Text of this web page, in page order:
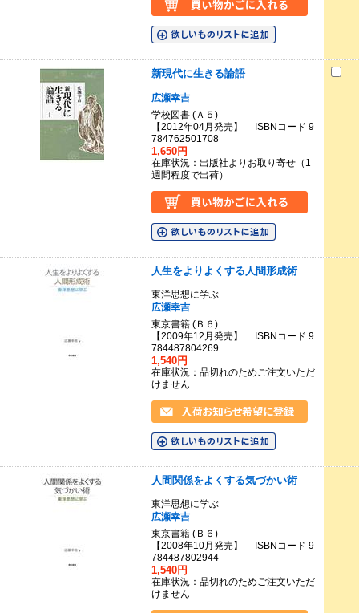
新現代に生きる論語
広瀬幸吉
学校図書 (Ａ５)
【2012年04月発売】 ISBNコード 9
784762501708
1,650円
在庫状況：出版社よりお取り寄せ（1
週間程度で出荷）
人生をよりよくする人間形成術
東洋思想に学ぶ
広瀬幸吉
東京書籍 (Ｂ６)
【2009年12月発売】 ISBNコード 9
784487804269
1,540円
在庫状況：品切れのためご注文いただ
けません
人間関係をよくする気づかい術
東洋思想に学ぶ
広瀬幸吉
東京書籍 (Ｂ６)
【2008年10月発売】 ISBNコード 9
784487802944
1,540円
在庫状況：品切れのためご注文いただ
けません